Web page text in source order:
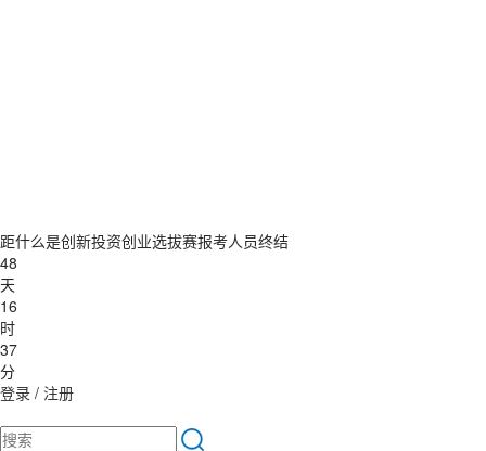
距什么是创新投资创业选拔赛报考人员终结
48
天
16
时
37
分
登录 / 注册